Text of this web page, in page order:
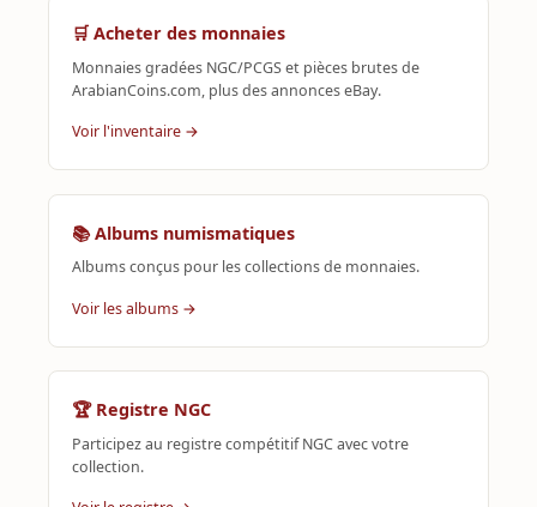
🛒 Acheter des monnaies
Monnaies gradées NGC/PCGS et pièces brutes de
ArabianCoins.com, plus des annonces eBay.
Voir l'inventaire →
📚 Albums numismatiques
Albums conçus pour les collections de monnaies.
Voir les albums →
🏆 Registre NGC
Participez au registre compétitif NGC avec votre
collection.